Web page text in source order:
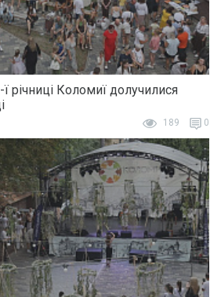
річниці Коломиї долучилися
189 0